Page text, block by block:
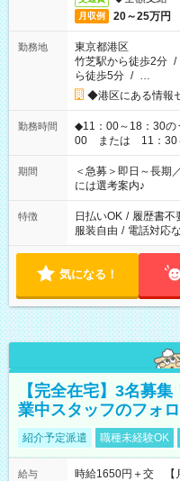
月収例 20～25万円
勤務地
東京都港区
竹芝駅から徒歩2分 /
ら徒歩5分 / …
◆港区にある情報
勤務時間
◆11：00～18：30の
00 または 11：30～18：30 。*。ブラ
ば前職が、 在宅/財
スタッフ スイーツ
業界から入社して活
期間
＜急募＞即日～長期
には選考案内♪
特徴 日払いOK / 履歴書不
服装自由 / 電話対応
気になる！
【完全在宅】3名募
業中スタッフのフォ
紹介予定派遣 職種未経験OK
給与
時給1650円＋交 【